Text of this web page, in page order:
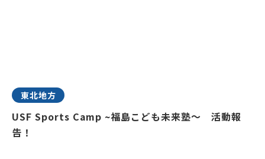
東北地方
USF Sports Camp ~福島こども未来塾～ 活動報
告！